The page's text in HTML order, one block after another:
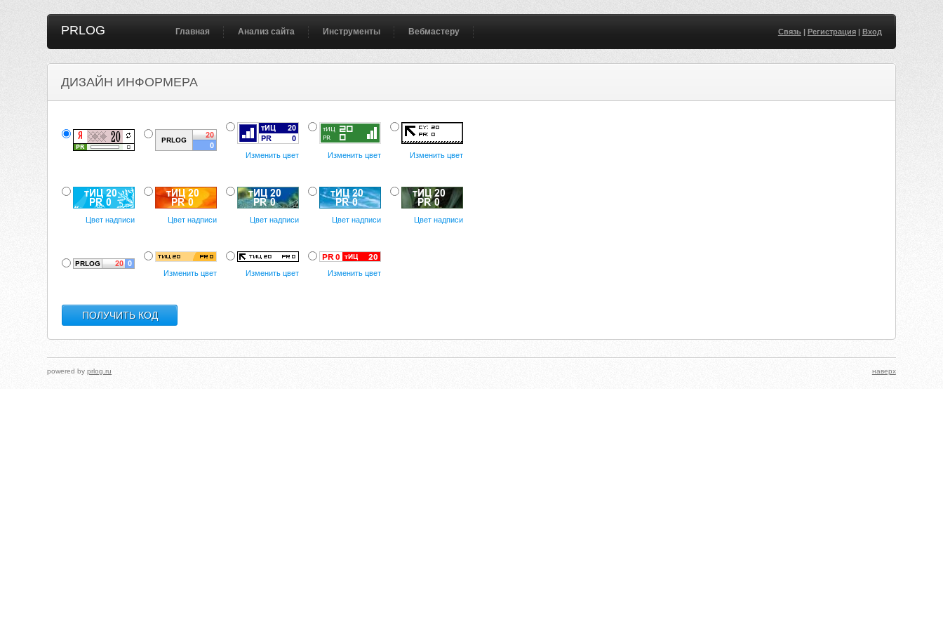
PRLOG Главная Анализ сайта Инструменты Вебмастеру Связь| Регистрация| Вход
ДИЗАЙН ИНФОРМЕРА
Изменить цвет Изменить цвет Изменить цвет
Цвет надписи Цвет надписи Цвет надписи Цвет надписи Цвет надписи
Изменить цвет Изменить цвет Изменить цвет
powered byprlog.ru наверх